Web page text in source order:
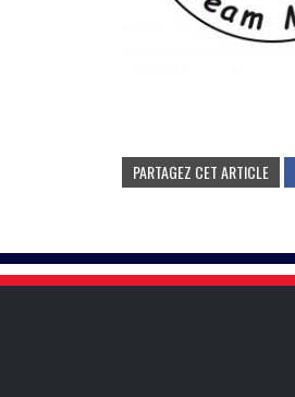
PARTAGEZ CET ARTICLE